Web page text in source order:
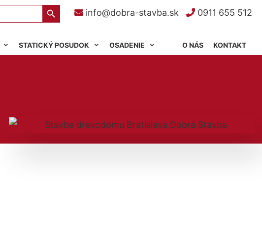
info@dobra-stavba.sk 0911 655 512
Search Button
STATICKÝ POSUDOK OSADENIE KONTAKT
O NÁS